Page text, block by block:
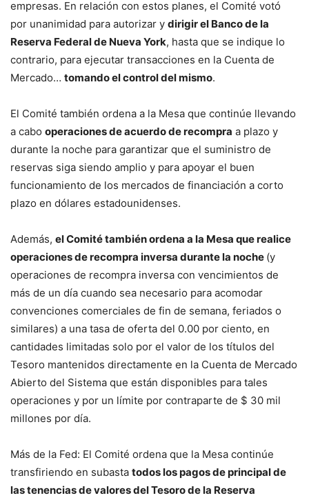
empresas. En relación con estos planes, el Comité votó
por unanimidad para autorizar y dirigir el Banco de la
Reserva Federal de Nueva York, hasta que se indique lo
contrario, para ejecutar transacciones en la Cuenta de
Mercado… tomando el control del mismo.
El Comité también ordena a la Mesa que continúe llevando
a cabo operaciones de acuerdo de recompra a plazo y
durante la noche para garantizar que el suministro de
reservas siga siendo amplio y para apoyar el buen
funcionamiento de los mercados de financiación a corto
plazo en dólares estadounidenses.
Además, el Comité también ordena a la Mesa que realice
operaciones de recompra inversa durante la noche (y
operaciones de recompra inversa con vencimientos de
más de un día cuando sea necesario para acomodar
convenciones comerciales de fin de semana, feriados o
similares) a una tasa de oferta del 0.00 por ciento, en
cantidades limitadas solo por el valor de los títulos del
Tesoro mantenidos directamente en la Cuenta de Mercado
Abierto del Sistema que están disponibles para tales
operaciones y por un límite por contraparte de $ 30 mil
millones por día.
Más de la Fed: El Comité ordena que la Mesa continúe
transfiriendo en subasta todos los pagos de principal de
las tenencias de valores del Tesoro de la Reserva